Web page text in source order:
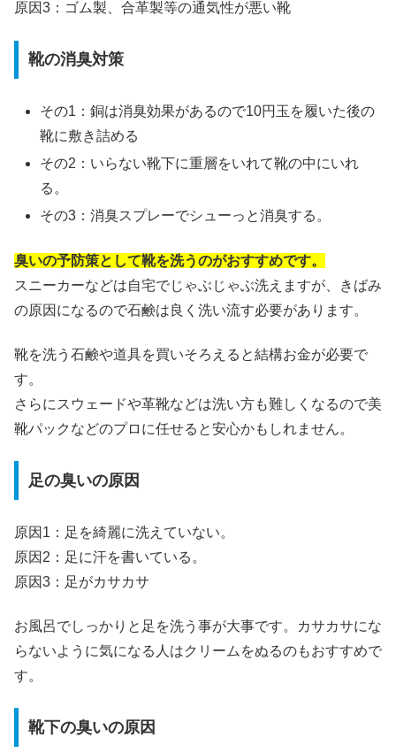
原因3：ゴム製、合革製等の通気性が悪い靴
靴の消臭対策
その1：銅は消臭効果があるので10円玉を履いた後の
靴に敷き詰める
その2：いらない靴下に重層をいれて靴の中にいれ
る。
その3：消臭スプレーでシューっと消臭する。
臭いの予防策として靴を洗うのがおすすめです。
スニーカーなどは自宅でじゃぶじゃぶ洗えますが、きばみ
の原因になるので石鹸は良く洗い流す必要があります。
靴を洗う石鹸や道具を買いそろえると結構お金が必要で
す。
さらにスウェードや革靴などは洗い方も難しくなるので美
靴パックなどのプロに任せると安心かもしれません。
足の臭いの原因
原因1：足を綺麗に洗えていない。
原因2：足に汗を書いている。
原因3：足がカサカサ
お風呂でしっかりと足を洗う事が大事です。カサカサにな
らないように気になる人はクリームをぬるのもおすすめで
す。
靴下の臭いの原因